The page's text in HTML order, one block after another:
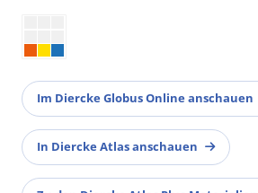
Im Diercke Globus Online anschauen
In Diercke Atlas anschauen